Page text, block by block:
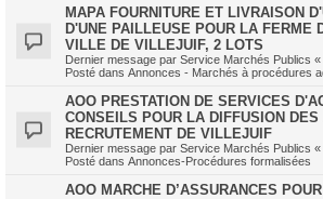
MAPA FOURNITURE ET LIVRAISON
D'UNE PAILLEUSE POUR LA FERME
VILLE DE VILLEJUIF, 2 LOTS
Dernier message par Service Marchés Publics «
Posté dans Annonces - Marchés à procédures
AOO PRESTATION DE SERVICES
CONSEILS POUR LA DIFFUSION DES
RECRUTEMENT DE VILLEJUIF
Dernier message par Service Marchés Publics «
Posté dans Annonces-Procédures formalisées
AOO MARCHE D’ASSURANCES